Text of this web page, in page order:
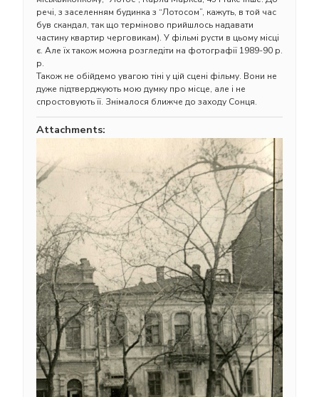
речі, з заселенням будинка з “Лотосом”, кажуть, в той час
був скандал, так що терміново прийшлось надавати
частину квартир черговикам). У фільмі русти в цьому місці
є. Але їх також можна розгледіти на фотографії 1989-90 р.
р.
Також не обійдемо увагою тіні у цій сцені фільму. Вони не
дуже підтверджують мою думку про місце, але і не
спростовують її. Знімалося ближче до заходу Сонця.
Attachments: